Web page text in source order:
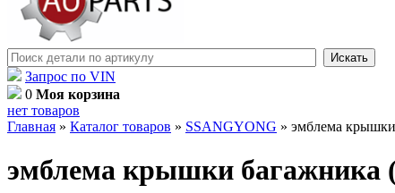
Запрос по VIN
0 Моя корзина
нет товаров
Главная » Каталог товаров » SSANGYONG » эмблема крышки
эмблема крышки багажника